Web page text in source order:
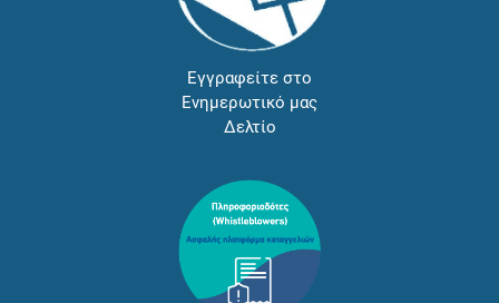
Εγγραφείτε στο
Ενημερωτικό μας
Δελτίο